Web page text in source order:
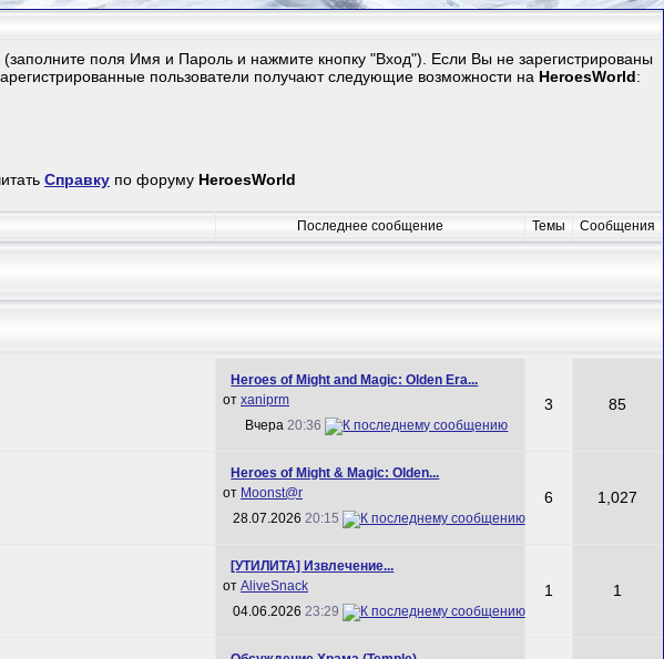
поля Имя и Пароль и нажмите кнопку "Вход"). Если Вы не зарегистрированы
пользователи получают следующие возможности на HeroesWorld:
Справку по форуму HeroesWorld
Последнее сообщение Темы Сообщения
Heroes of Might and Magic: Olden Era...
от xaniprm
Вчера 20:36
3 85
Heroes of Might & Magic: Olden...
от Mооnst@r
28.07.2026 20:15
6 1,027
[УТИЛИТА] Извлечение...
от AliveSnack
04.06.2026 23:29
1 1